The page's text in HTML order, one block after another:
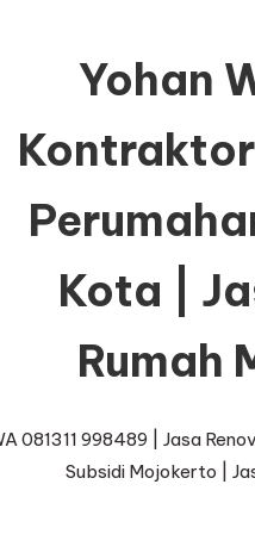
Yohan
Kota |
Rumah
081311 998489 | Jasa
Subsidi Mojokerto |